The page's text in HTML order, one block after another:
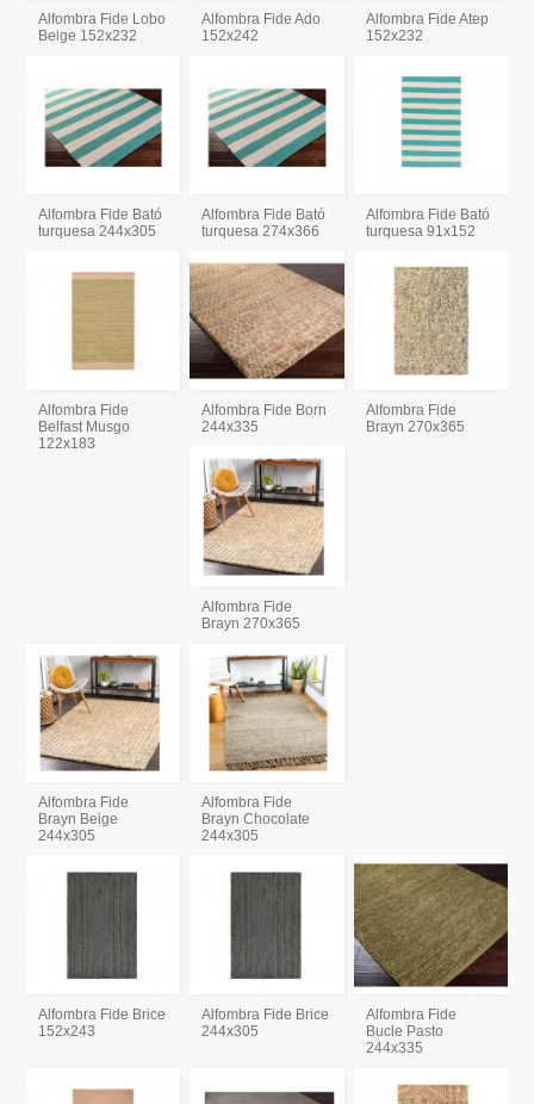
Alfombra Fide Lobo
Beige 152x232
Alfombra Fide Ado
152x242
Alfombra Fide Atep
152x232
Alfombra Fide Bató
turquesa 244x305
Alfombra Fide Bató
turquesa 274x366
Alfombra Fide Bató
turquesa 91x152
Alfombra Fide
Belfast Musgo
122x183
Alfombra Fide Born
244x335
Alfombra Fide
Brayn 270x365
Alfombra Fide
Brayn 270x365
Alfombra Fide
Brayn Beige
244x305
Alfombra Fide
Brayn Chocolate
244x305
Alfombra Fide Brice
152x243
Alfombra Fide Brice
244x305
Alfombra Fide
Bucle Pasto
244x335